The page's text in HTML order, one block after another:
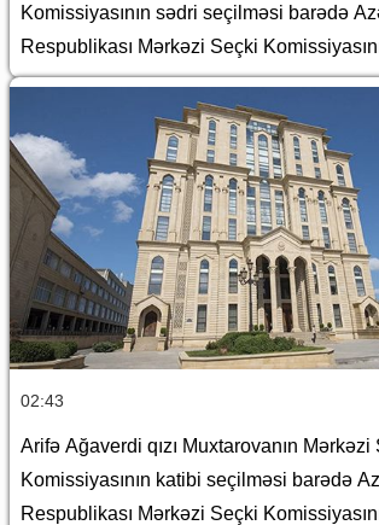
Komissiyasının sədri seçilməsi barədə
Respublikası Mərkəzi Seçki
02:43
Arifə Ağaverdi qızı Muxtarovanın Mərkəzi
Komissiyasının katibi seçilməsi barədə
Respublikası Mərkəzi Seçki